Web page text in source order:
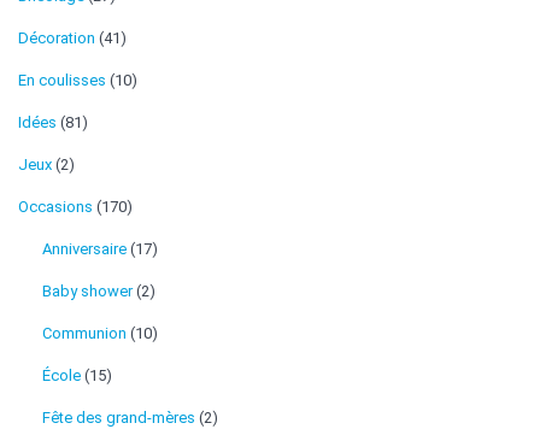
Décoration (41)
En coulisses (10)
Idées (81)
Jeux (2)
Occasions (170)
Anniversaire (17)
Baby shower(2)
Communion (10)
École (15)
Fête des grand-mères (2)